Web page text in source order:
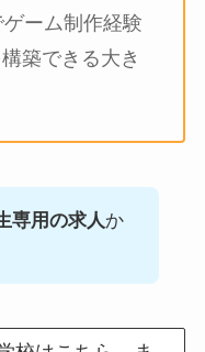
ーム制作経験
築できる大き
専用の求人か